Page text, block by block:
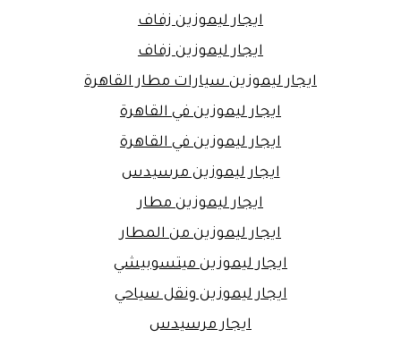
ايجار ليموزين زفاف
ايجار ليموزين زفاف
ايجار ليموزين سيارات مطار القاهرة
ايجار ليموزين في القاهرة
ايجار ليموزين في القاهرة
ايجار ليموزين مرسيدس
ايجار ليموزين مطار
ايجار ليموزين من المطار
ايجار ليموزين ميتسوبيشي
ايجار ليموزين ونقل سياحي
ايجار مرسيدس